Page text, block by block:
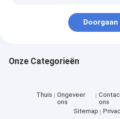
Doorgaan
Onze Categorieën
Thuis
Ongeveer
ons
ons
Sitemap